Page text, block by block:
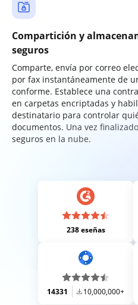
Compartición y
seguros
Comparte, envía por correo
por fax instantáneamente de
conforme. Establece una
en carpetas encriptadas y
destinatario para controlar
documentos. Una vez
seguros en la nube.
238 eseñas
14331 10,000,000+